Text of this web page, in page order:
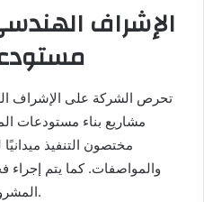
الإشراف
تحرص الشركة على الإشراف
مشاريع بناء مستودعات
مختصون التنفيذ
والمواصفات. كما يتم
المشروع بأعلى درجات الدقة والاحترافية.